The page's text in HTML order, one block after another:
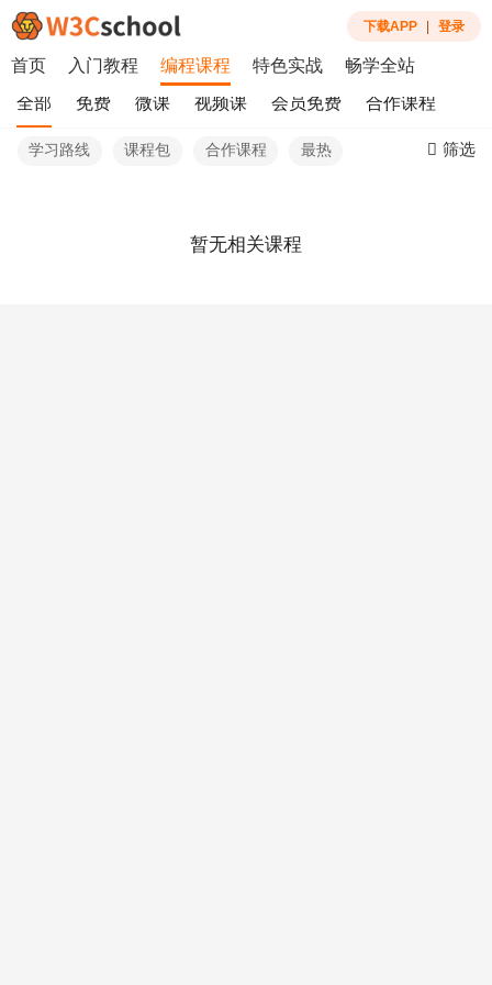
下载APP 登录
首页 入门教程 编程课程 特色实战 畅学全站
全部 免费 微课 视频课 会员免费 合作课程
学习路线 课程包 合作课程 最热 筛选
暂无相关课程